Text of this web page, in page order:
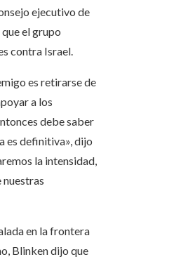
ejecutivo de
el grupo
contra Israel.
es retirarse de
a los
debe saber
es definitiva», dijo
la intensidad,
en la frontera
Blinken dijo que